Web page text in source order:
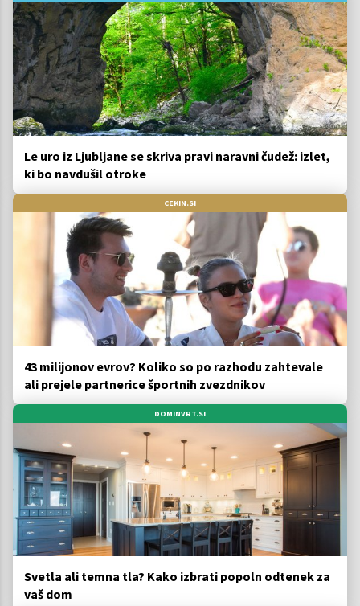
Le uro iz Ljubljane se skriva pravi naravni čudež: izlet,
ki bo navdušil otroke
CEKIN.SI
43 milijonov evrov? Koliko so po razhodu zahtevale
ali prejele partnerice športnih zvezdnikov
DOMINVRT.SI
Svetla ali temna tla? Kako izbrati popoln odtenek za
vaš dom